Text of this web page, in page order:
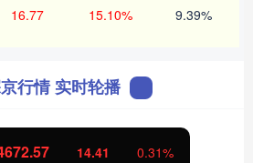
16.77 15.10% 9.39%
行情 实时轮播
14.41 0.31%